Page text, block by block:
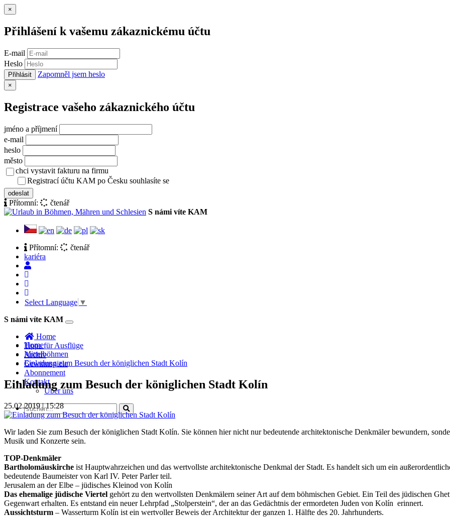
×
Přihlášení k vašemu zákaznickému účtu
E-mail
Heslo
Přihlásit Zapomněl jsem heslo
×
Registrace vašeho zákaznického účtu
jméno a příjmení
e-mail
heslo
město
chci vystavit fakturu na firmu
Registrací účtu KAM po Česku souhlasíte se
odeslat
Přítomní:
čtenář
S námi víte KAM
Přítomní:
čtenář
kariéra
Select Language ▼
S námi víte KAM
Toggle
Home
Tipps für Ausflüge
Archiv
Gewinnspiele
Abonnement
Kontakt
Über uns
Home
Mittelböhmen
Einladung zum Besuch der königlichen Stadt Kolín
Einladung zum Besuch der königlichen Stadt Kolín
25.02.2019 | 15:28
Wir laden Sie zum Besuch der königlichen Stadt Kolín. Sie können hier nicht nur bedeutende architektonische Denkmäler bewundern,
Musik und Konzerte sein.
TOP-Denkmäler
Bartholomäuskirche ist Hauptwahrzeichen und das wertvollste architektonische Denkmal der Stadt. Es handelt sich um ein
bedeutende Baumeister von Karl IV. Peter Parler teil.
Jerusalem an der Elbe – jüdisches Kleinod von Kolín
Das ehemalige jüdische Viertel gehört zu den wertvollsten Denkmälern seiner Art auf dem böhmischen Gebiet. Ein Teil des jüdischen
Gegenwart erhalten. Es entstand ein neuer Lehrpfad „Stolperstein“, der an das Gedächtnis der ermordeten Juden von Kolín erinnert.
Aussichtsturm – Wasserturm Kolín ist ein wertvoller Beweis der Architektur der ganzen 1. Hälfte des 20. Jahrhunderts.